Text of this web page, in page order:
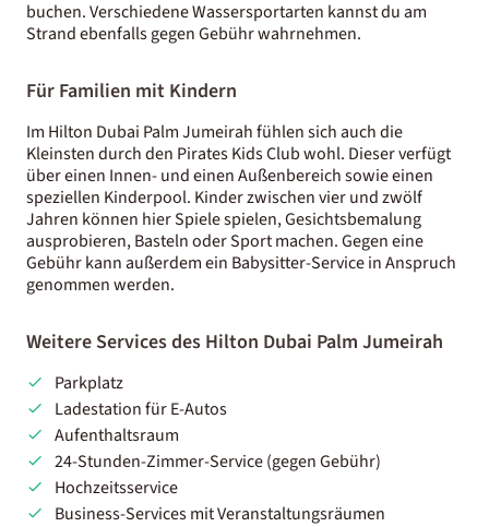
buchen. Verschiedene Wassersportarten kannst du am
Strand ebenfalls gegen Gebühr wahrnehmen.
Für Familien mit Kindern
Im Hilton Dubai Palm Jumeirah fühlen sich auch die
Kleinsten durch den Pirates Kids Club wohl. Dieser verfügt
über einen Innen- und einen Außenbereich sowie einen
speziellen Kinderpool. Kinder zwischen vier und zwölf
Jahren können hier Spiele spielen, Gesichtsbemalung
ausprobieren, Basteln oder Sport machen. Gegen eine
Gebühr kann außerdem ein Babysitter-Service in Anspruch
genommen werden.
Weitere Services des Hilton Dubai Palm Jumeirah
Parkplatz
Ladestation für E-Autos
Aufenthaltsraum
24-Stunden-Zimmer-Service (gegen Gebühr)
Hochzeitsservice
Business-Services mit Veranstaltungsräumen